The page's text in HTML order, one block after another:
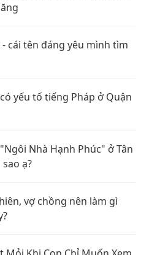
cái tên đáng yêu mình tìm
yếu tố tiếng Pháp ở Quận
Nhà Hạnh Phúc" ở Tân
ạ?
vợ chồng nên làm gì